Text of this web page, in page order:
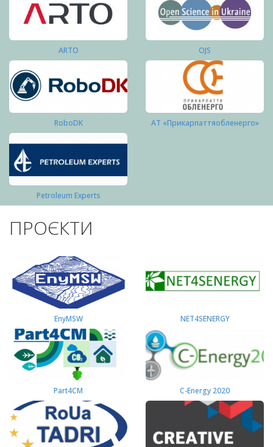
ARTO OJS
RoboDK АТ «Прикарпаттяобленерго»
Petroleum Experts
ПРОЄКТИ
EnyMSW NET4SENERGY
Part4СМ C-Energy 2020